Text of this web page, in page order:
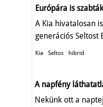
Európára is szabták
A Kia hivatalosan
generációs Seltost
Kia Seltos hibrid
A napfény
Nekünk ott a